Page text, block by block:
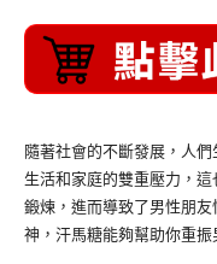
隨著社會的不斷發展，人
生活和家庭的雙重壓力，
鍛煉，進而導致了男性朋
神，汗馬糖能夠幫助你重